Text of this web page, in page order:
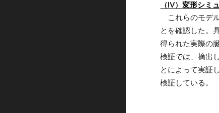
（IV）変形シミ
これらのモデ
とを確認した。
得られた実際の
検証では、摘出
とによって実証
検証している。